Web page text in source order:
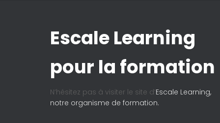
Escale Learning
pour la formation
N’hésitez pas à visiter le site d’Escale Learning,
notre organisme de formation.